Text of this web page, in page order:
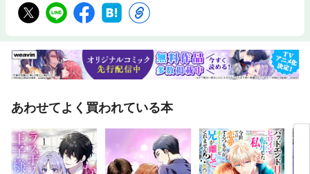
あわせてよく買われている本